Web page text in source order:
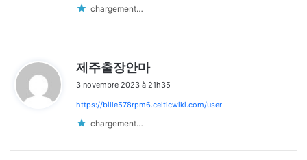
chargement…
제주출장안마
t
3 novembre 2023 à 21h35
https://bille578rpm6.celticwiki.com/user
chargement…